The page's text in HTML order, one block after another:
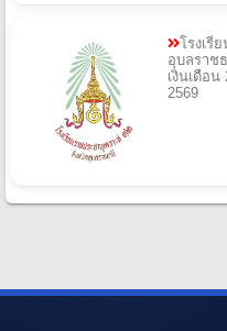
โรงเรี
อุบลราช
เงินเดือ
2569